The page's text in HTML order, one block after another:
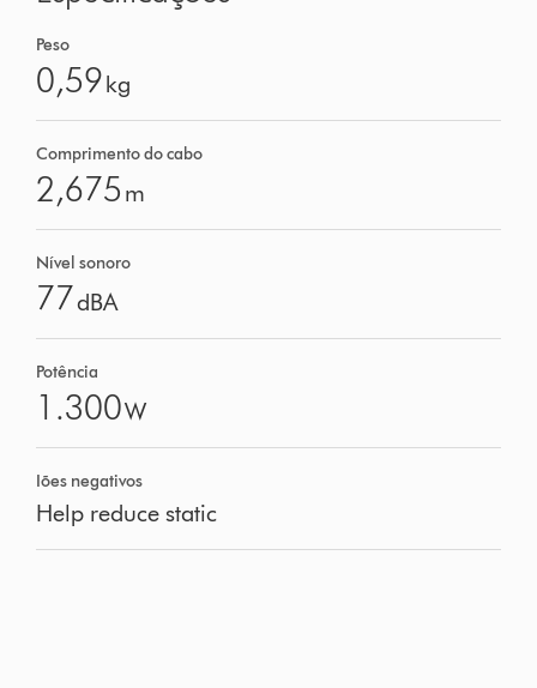
Peso
0,59kg
Comprimento do cabo
2,675 m
Nível sonoro
77dBA
Potência
1.300W
Iões negativos
Help reduce static